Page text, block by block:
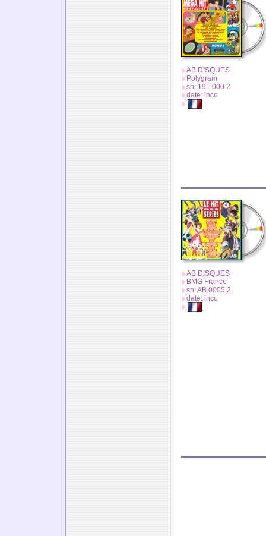
AB DISQUES
Polygram
sn: 191 000 2
date: inco
AB DISQUES
BMG France
sn: AB 0005 2
date: inco